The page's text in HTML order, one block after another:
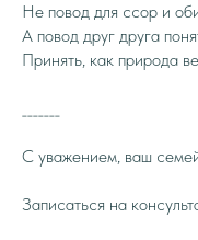
Не повод для ссор и
А повод друг друга
Принять, как природа
С уважением, ваш
Записаться на